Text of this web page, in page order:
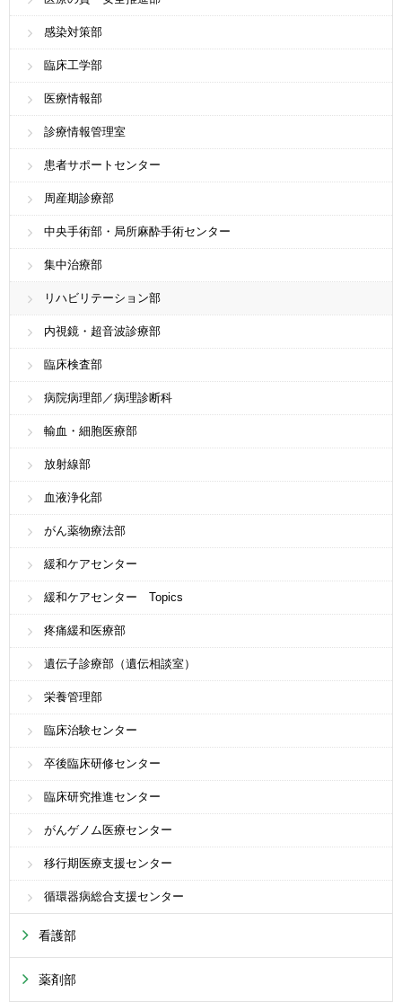
感染対策部
臨床工学部
医療情報部
診療情報管理室
患者サポートセンター
周産期診療部
中央手術部・局所麻酔手術センター
集中治療部
リハビリテーション部
内視鏡・超音波診療部
臨床検査部
病院病理部／病理診断科
輸血・細胞医療部
放射線部
血液浄化部
がん薬物療法部
緩和ケアセンター
緩和ケアセンター Topics
疼痛緩和医療部
遺伝子診療部（遺伝相談室）
栄養管理部
臨床治験センター
卒後臨床研修センター
臨床研究推進センター
がんゲノム医療センター
移行期医療支援センター
循環器病総合支援センター
看護部
薬剤部